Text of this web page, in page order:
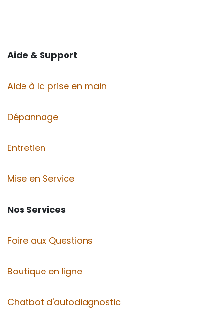
Aide & Support
Aide à la prise en main
Dépannage
Entretien
Mise en Service
Nos Services
Foire aux Questions
Boutique en ligne
Chatbot d'autodiagnostic